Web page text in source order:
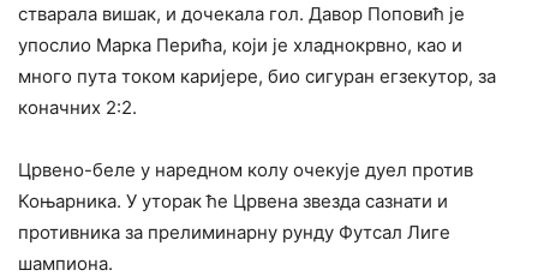
стварала вишак, и дочекала гол. Давор Поповић је
упослио Марка Перића, који је хладнокрвно, као и
много пута током каријере, био сигуран егзекутор, за
коначних 2:2.
Црвено-беле у наредном колу очекује дуел против
Коњарника. У уторак ће Црвена звезда сазнати и
противника за прелиминарну рунду Футсал Лигe
шампиона.